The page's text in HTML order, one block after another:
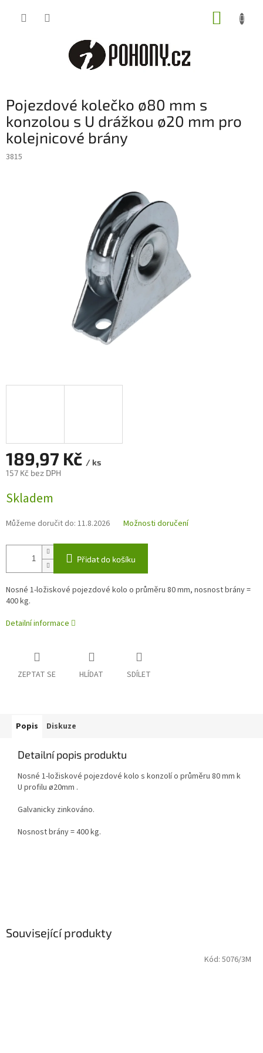
Pojezdové kolečko ø80 mm s
konzolou s U drážkou ø20 mm pro
kolejnicové brány
3815
189,97 Kč / ks
157 Kč bez DPH
cena:
Skladem
Můžeme doručit do: 11.8.2026 Možnosti doručení
Přidat do košíku
Nosné 1-ložiskové pojezdové kolo o průměru 80 mm, nosnost brány =
400 kg.
Detailní informace
ZEPTAT SE HLÍDAT SDÍLET
Související produkty
Kód: 5076/3M
Popis Diskuze
Detailní popis produktu
Nosné 1-ložiskové pojezdové kolo s konzolí o průměru 80 mm k
U profilu ø20mm .
Galvanicky zinkováno.
Nosnost brány = 400 kg.